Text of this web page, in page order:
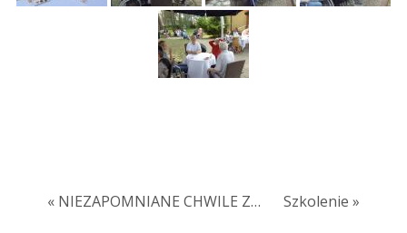
« NIEZAPOMNIANE CHWILE Z… Szkolenie »